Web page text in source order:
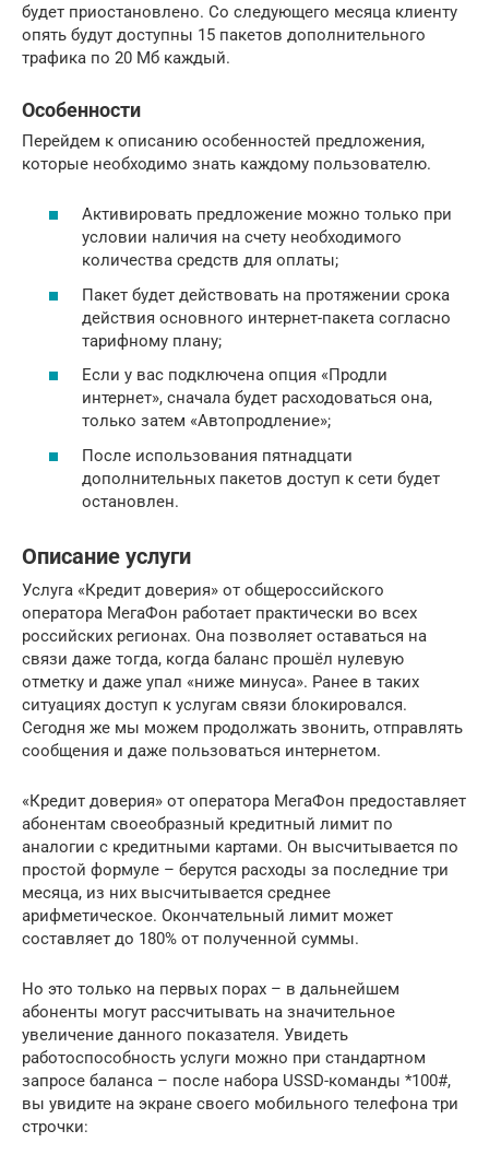
будет приостановлено. Со следующего месяца клиенту
опять будут доступны 15 пакетов дополнительного
трафика по 20 Мб каждый.
Особенности
Перейдем к описанию особенностей предложения,
которые необходимо знать каждому пользователю.
Активировать предложение можно только при
условии наличия на счету необходимого
количества средств для оплаты;
Пакет будет действовать на протяжении срока
действия основного интернет-пакета согласно
тарифному плану;
Если у вас подключена опция «Продли
интернет», сначала будет расходоваться она,
только затем «Автопродление»;
После использования пятнадцати
дополнительных пакетов доступ к сети будет
остановлен.
Описание услуги
Услуга «Кредит доверия» от общероссийского
оператора МегаФон работает практически во всех
российских регионах. Она позволяет оставаться на
связи даже тогда, когда баланс прошёл нулевую
отметку и даже упал «ниже минуса». Ранее в таких
ситуациях доступ к услугам связи блокировался.
Сегодня же мы можем продолжать звонить, отправлять
сообщения и даже пользоваться интернетом.
«Кредит доверия» от оператора МегаФон предоставляет
абонентам своеобразный кредитный лимит по
аналогии с кредитными картами. Он высчитывается по
простой формуле – берутся расходы за последние три
месяца, из них высчитывается среднее
арифметическое. Окончательный лимит может
составляет до 180% от полученной суммы.
Но это только на первых порах – в дальнейшем
абоненты могут рассчитывать на значительное
увеличение данного показателя. Увидеть
работоспособность услуги можно при стандартном
запросе баланса – после набора USSD-команды *100#,
вы увидите на экране своего мобильного телефона три
строчки: